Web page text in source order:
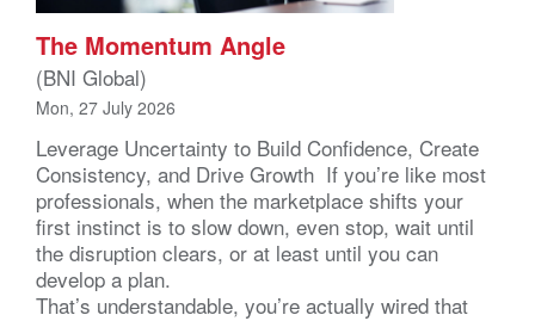
The Momentum Angle
(BNI Global)
Mon, 27 July 2026
Leverage Uncertainty to Build Confidence, Create
Consistency, and Drive Growth If you’re like most
professionals, when the marketplace shifts your
first instinct is to slow down, even stop, wait until
the disruption clears, or at least until you can
develop a plan.
That’s understandable, you’re actually wired that